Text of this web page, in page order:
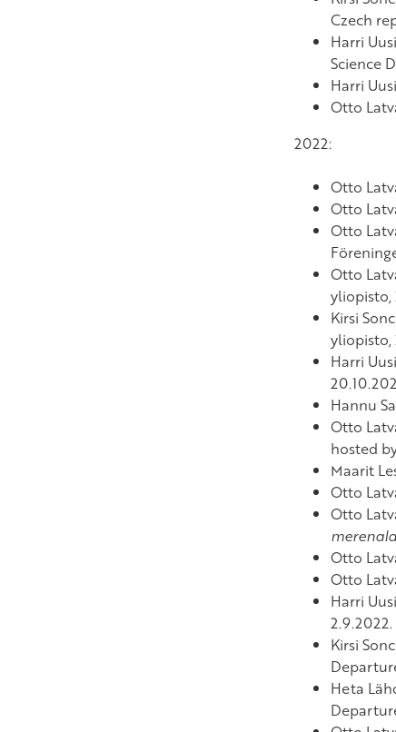
Czech
Harri
Science
Harri
Otto
2022:
Otto
Otto
Otto
Otto
yliopisto,
Kirsi
yliopisto,
Harri
Hannu
Otto
hosted
Maarit
Otto
Otto
Otto
Otto
Harri
2.9.2022.
Kirsi
Heta